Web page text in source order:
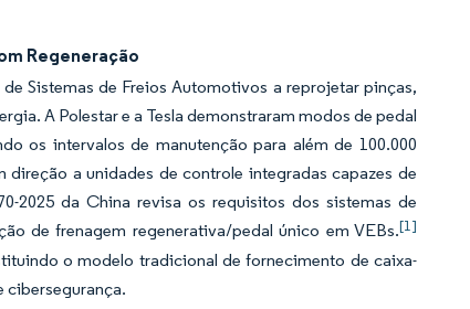
Regeneração
Sistemas de Freios Automotivos a reprojetar pinças,
A Polestar e a Tesla demonstraram modos de pedal
os intervalos de manutenção para além de 100.000
a unidades de controle integradas capazes de
2025 da China revisa os requisitos dos sistemas de
de frenagem regenerativa/pedal único em VEBs.[1]
o modelo tradicional de fornecimento de caixa-
cibersegurança.